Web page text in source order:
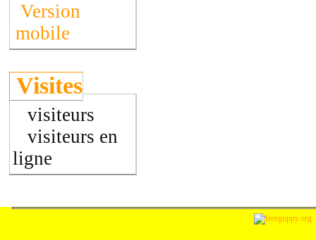
Version
mobile
Visites
visiteurs
visiteurs en
ligne